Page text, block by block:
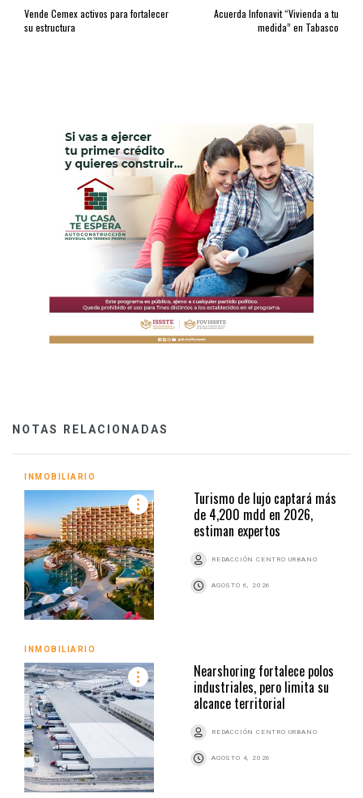
Vende Cemex activos para fortalecer
su estructura
Acuerda Infonavit “Vivienda a tu
medida” en Tabasco
NOTAS RELACIONADAS
INMOBILIARIO
Turismo de lujo captará más
de 4,200 mdd en 2026,
estiman expertos
REDACCIÓN CENTRO URBANO
AGOSTO 6, 2026
INMOBILIARIO
Nearshoring fortalece polos
industriales, pero limita su
alcance territorial
REDACCIÓN CENTRO URBANO
AGOSTO 4, 2026